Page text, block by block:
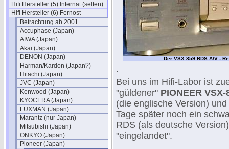
Hifi Hersteller (5) Internat.(selten)
Hifi Hersteller (6) Fernost
Betrachtung ab 2001
Accuphase (Japan)
AIWA (Japan)
Akai (Japan)
DENON (Japan)
Harman/Kardon (Japan?)
Hitachi (Japan)
JVC (Japan)
Kenwood (Japan)
KYOCERA (Japan)
LUXMAN (Japan)
Marantz (nur Japan)
Mitsubishi (Japan)
ONKYO (Japan)
Pioneer (Japan)
Der VSX 859 RDS A/V -
.
Bei uns im Hifi-Labor ist
"güldener" PIONEER VSX-
(die englische Version)
Tage später noch ein
RDS (als deutsche Version)
"eingelandet".